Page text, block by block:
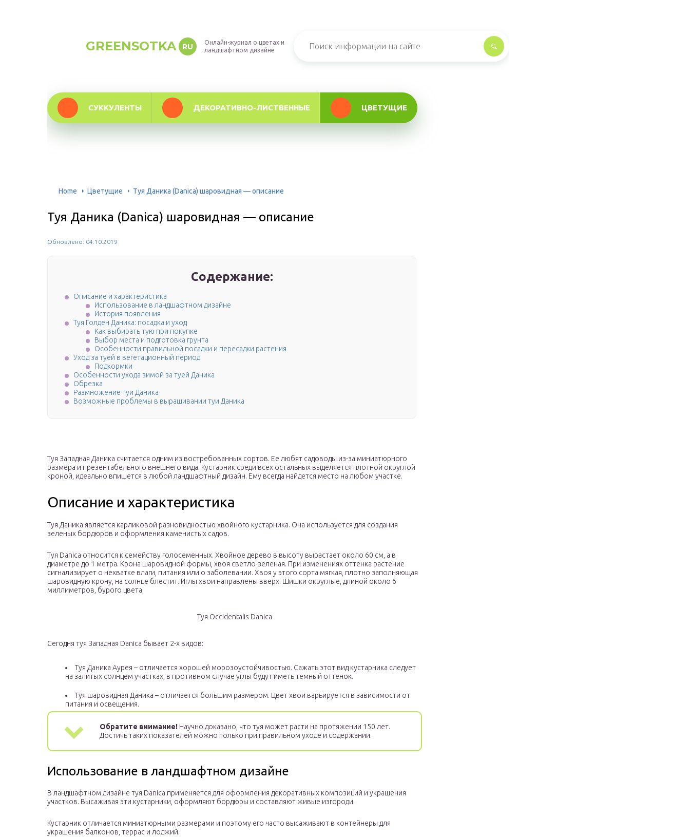
GREENSOTKA RU
Онлайн-журнал о цветах и
ландшафтном дизайне
СУККУЛЕНТЫ ДЕКОРАТИВНО-ЛИСТВЕННЫЕ ЦВЕТУЩИЕ
Home Цветущие Туя Даника (Danica) шаровидная — описание
Туя Даника (Danica) шаровидная — описание
Обновлено: 04.10.2019
Содержание:
Описание и характеристика
Использование в ландшафтном дизайне
История появления
Туя Голден Даника: посадка и уход
Как выбирать тую при покупке
Выбор места и подготовка грунта
Особенности правильной посадки и пересадки растения
Уход за туей в вегетационный период
Подкормки
Особенности ухода зимой за туей Даника
Обрезка
Размножение туи Даника
Возможные проблемы в выращивании туи Даника
Туя Западная Даника считается одним из востребованных сортов. Ее любят садоводы из-за миниатюрного
размера и презентабельного внешнего вида. Кустарник среди всех остальных выделяется плотной округлой
кроной, идеально впишется в любой ландшафтный дизайн. Ему всегда найдется место на любом участке.
Описание и характеристика
Туя Даника является карликовой разновидностью хвойного кустарника. Она используется для создания
зеленых бордюров и оформления каменистых садов.
Туя Danica относится к семейству голосеменных. Хвойное дерево в высоту вырастает около 60 см, а в
диаметре до 1 метра. Крона шаровидной формы, хвоя светло-зеленая. При изменениях оттенка растение
сигнализирует о нехватке влаги, питания или о заболевании. Хвоя у этого сорта мягкая, плотно заполняющая
шаровидную крону, на солнце блестит. Иглы хвои направлены вверх. Шишки округлые, длиной около 6
миллиметров, бурого цвета.
Туя Occidentalis Danica
Сегодня туя Западная Danica бывает 2-х видов:
Туя Даника Аурея – отличается хорошей морозоустойчивостью. Сажать этот вид кустарника следует
на залитых солнцем участках, в противном случае углы будут иметь темный оттенок.
Туя шаровидная Даника – отличается большим размером. Цвет хвои варьируется в зависимости от
питания и освещения.
Обратите внимание! Научно доказано, что туя может расти на протяжении 150 лет.
Достичь таких показателей можно только при правильном уходе и содержании.
Использование в ландшафтном дизайне
В ландшафтном дизайне туя Danica применяется для оформления декоративных композиций и украшения
участков. Высаживая эти кустарники, оформляют бордюры и составляют живые изгороди.
Кустарник отличается миниатюрными размерами и поэтому его часто высаживают в контейнеры для
украшения балконов, террас и лоджий.